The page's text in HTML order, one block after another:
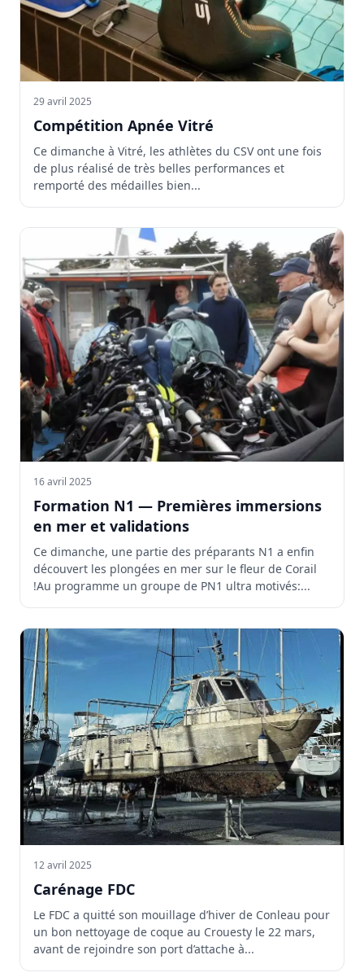
29 avril 2025
Compétition Apnée Vitré
Ce dimanche à Vitré, les athlètes du CSV ont une fois
de plus réalisé de très belles performances et
remporté des médailles bien...
16 avril 2025
Formation N1 — Premières immersions
en mer et validations
Ce dimanche, une partie des préparants N1 a enfin
découvert les plongées en mer sur le fleur de Corail
!Au programme un groupe de PN1 ultra motivés:...
12 avril 2025
Carénage FDC
Le FDC a quitté son mouillage d’hiver de Conleau pour
un bon nettoyage de coque au Crouesty le 22 mars,
avant de rejoindre son port d’attache à...